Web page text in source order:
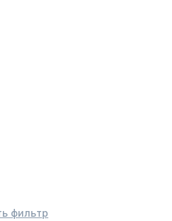
фильтр